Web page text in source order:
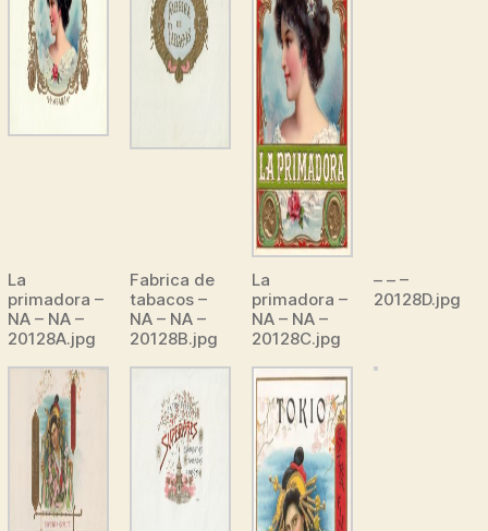
La
primadora –
NA – NA –
20128A.jpg
Fabrica de
tabacos –
NA – NA –
20128B.jpg
La
primadora –
NA – NA –
20128C.jpg
– – –
20128D.jpg